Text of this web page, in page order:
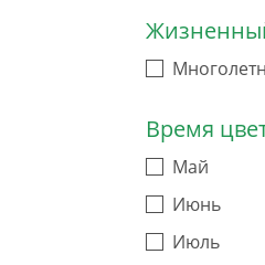
Время
Май
Июнь
Июль